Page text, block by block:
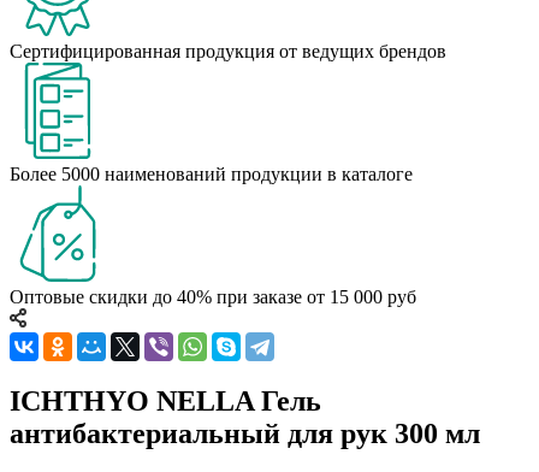
Сертифицированная продукция от ведущих брендов
Более 5000 наименований продукции в каталоге
Оптовые скидки до 40% при заказе от 15 000 руб
ICHTHYO NELLA Гель
антибактериальный для рук 300 мл